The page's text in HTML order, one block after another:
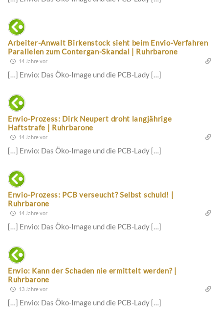
Arbeiter-Anwalt Birkenstock sieht beim Envio-Verfahren
Parallelen zum Contergan-Skandal | Ruhrbarone
14 Jahre vor
[…] Envio: Das Öko-Image und die PCB-Lady […]
Envio-Prozess: Dirk Neupert droht langjährige
Haftstrafe | Ruhrbarone
14 Jahre vor
[…] Envio: Das Öko-Image und die PCB-Lady […]
Envio-Prozess: PCB verseucht? Selbst schuld! |
Ruhrbarone
14 Jahre vor
[…] Envio: Das Öko-Image und die PCB-Lady […]
Envio: Kann der Schaden nie ermittelt werden? |
Ruhrbarone
13 Jahre vor
[…] Envio: Das Öko-Image und die PCB-Lady […]